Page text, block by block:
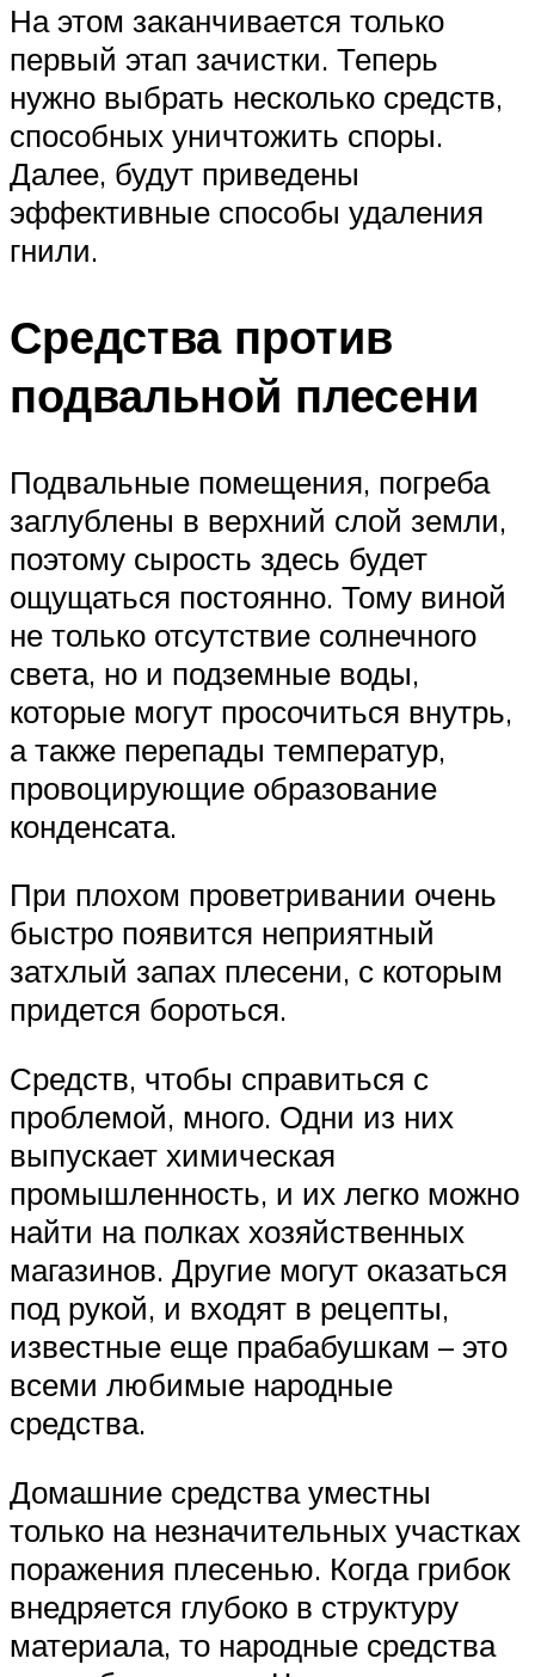
На этом заканчивается только
первый этап зачистки. Теперь
нужно выбрать несколько средств,
способных уничтожить споры.
Далее, будут приведены
эффективные способы удаления
гнили.
Средства против
подвальной плесени
Подвальные помещения, погреба
заглублены в верхний слой земли,
поэтому сырость здесь будет
ощущаться постоянно. Тому виной
не только отсутствие солнечного
света, но и подземные воды,
которые могут просочиться внутрь,
а также перепады температур,
провоцирующие образование
конденсата.
При плохом проветривании очень
быстро появится неприятный
затхлый запах плесени, с которым
придется бороться.
Средств, чтобы справиться с
проблемой, много. Одни из них
выпускает химическая
промышленность, и их легко можно
найти на полках хозяйственных
магазинов. Другие могут оказаться
под рукой, и входят в рецепты,
известные еще прабабушкам – это
всеми любимые народные
средства.
Домашние средства уместны
только на незначительных участках
поражения плесенью. Когда грибок
внедряется глубоко в структуру
материала, то народные средства